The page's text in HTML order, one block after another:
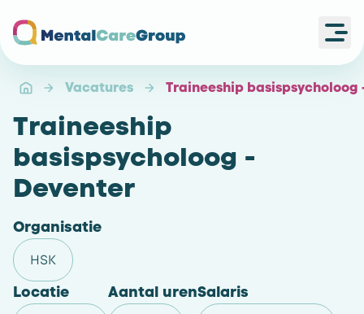
Vacatures Traineeship basispsycholoog
Traineeship
basispsycholoog -
Deventer
Organisatie
HSK
Locatie Aantal urenSalaris